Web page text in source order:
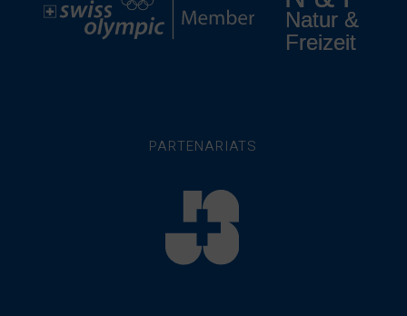
PARTENARIATS